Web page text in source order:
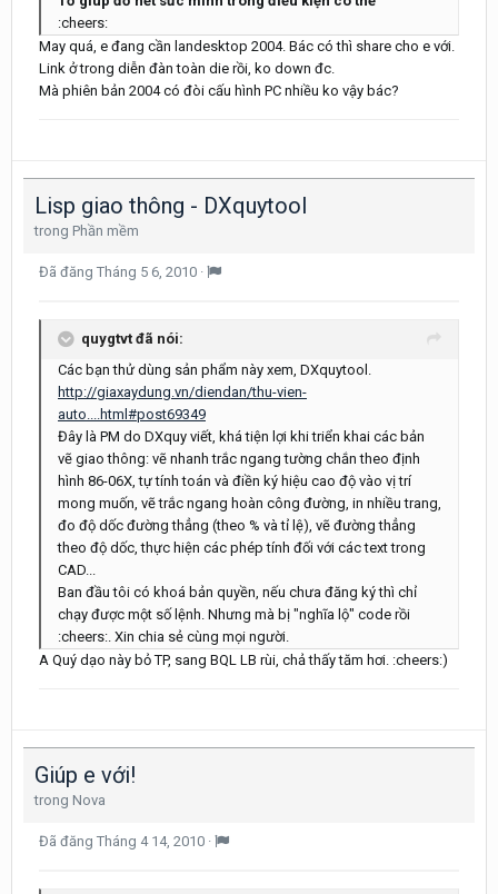
:cheers:
May quá, e đang cần landesktop 2004. Bác có thì share cho e với.
Link ở trong diễn đàn toàn die rồi, ko down đc.
Mà phiên bản 2004 có đòi cấu hình PC nhiều ko vậy bác?
Lisp giao thông - DXquytool
trong Phần mềm
Đã đăng Tháng 5 6, 2010 ·
quygtvt đã nói:
Các bạn thử dùng sản phẩm này xem, DXquytool.
http://giaxaydung.vn/diendan/thu-vien-
auto....html#post69349
Đây là PM do DXquy viết, khá tiện lợi khi triển khai các bản
vẽ giao thông: vẽ nhanh trắc ngang tường chắn theo định
hình 86-06X, tự tính toán và điền ký hiệu cao độ vào vị trí
mong muốn, vẽ trắc ngang hoàn công đường, in nhiều trang,
đo độ dốc đường thẳng (theo % và tỉ lệ), vẽ đường thẳng
theo độ dốc, thực hiện các phép tính đối với các text trong
CAD...
Ban đầu tôi có khoá bản quyền, nếu chưa đăng ký thì chỉ
chạy được một số lệnh. Nhưng mà bị "nghĩa lộ" code rồi
:cheers:. Xin chia sẻ cùng mọi người.
A Quý dạo này bỏ TP, sang BQL LB rùi, chả thấy tăm hơi. :cheers:)
Giúp e với!
trong Nova
Đã đăng Tháng 4 14, 2010 ·